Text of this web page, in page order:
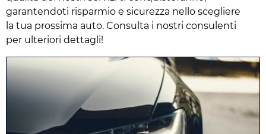
garantendoti risparmio e sicurezza nello scegliere
la tua prossima auto. Consulta i nostri consulenti
per ulteriori dettagli!